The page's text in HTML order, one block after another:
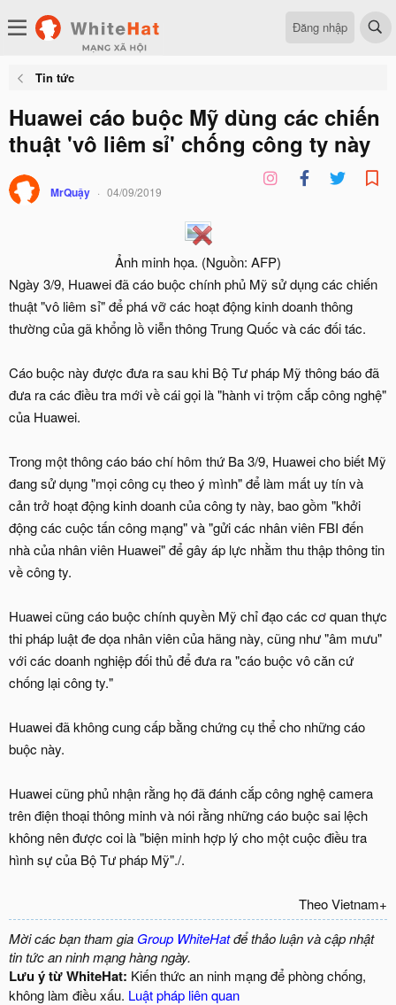
Đăng nhập
Tin tức
Huawei cáo buộc Mỹ dùng các chiến
thuật 'vô liêm sỉ' chống công ty này
MrQuậy 04/09/2019
Ảnh minh họa. (Nguồn: AFP)​
Ngày 3/9, Huawei đã cáo buộc chính phủ Mỹ sử dụng các chiến
thuật "vô liêm sỉ" để phá vỡ các hoạt động kinh doanh thông
thường của gã khổng lồ viễn thông Trung Quốc và các đối tác.​
Cáo buộc này được đưa ra sau khi Bộ Tư pháp Mỹ thông báo đã
đưa ra các điều tra mới về cái gọi là "hành vi trộm cắp công nghệ"
của Huawei.
Trong một thông cáo báo chí hôm thứ Ba 3/9, Huawei cho biết Mỹ
đang sử dụng "mọi công cụ theo ý mình" để làm mất uy tín và
cản trở hoạt động kinh doanh của công ty này, bao gồm "khởi
động các cuộc tấn công mạng" và "gửi các nhân viên FBI đến
nhà của nhân viên Huawei" để gây áp lực nhằm thu thập thông tin
về công ty.
Huawei cũng cáo buộc chính quyền Mỹ chỉ đạo các cơ quan thực
thi pháp luật đe dọa nhân viên của hãng này, cũng như "âm mưu"
với các doanh nghiệp đối thủ để đưa ra "cáo buộc vô căn cứ
chống lại công ty."
Huawei đã không cung cấp bằng chứng cụ thể cho những cáo
buộc này.
Huawei cũng phủ nhận rằng họ đã đánh cắp công nghệ camera
trên điện thoại thông minh và nói rằng những cáo buộc sai lệch
không nên được coi là "biện minh hợp lý cho một cuộc điều tra
hình sự của Bộ Tư pháp Mỹ"./.
Theo Vietnam+​
Mời các bạn tham gia Group WhiteHatđể thảo luận và cập nhật
tin tức an ninh mạng hàng ngày.
Lưu ý từ WhiteHat: Kiến thức an ninh mạng để phòng chống,
không làm điều xấu. Luật pháp liên quan